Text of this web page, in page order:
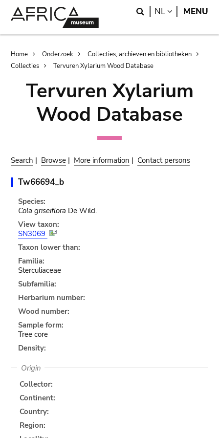
Search
NL LANGUAGE
MENU
Breadcrumb
Home Onderzoek
Collecties, archieven en bibliotheken
Collecties
Tervuren Xylarium Wood Database
Tervuren Xylarium
Wood Database
Search | Browse | More information | Contact persons
Tw66694_b
Species:
Cola griseiflora De Wild.
View taxon:
SN3069
Taxon lower than:
Familia:
Sterculiaceae
Subfamilia:
Herbarium number:
Wood number:
Sample form:
Tree core
Density:
Origin
Collector:
Continent:
Country:
Region: